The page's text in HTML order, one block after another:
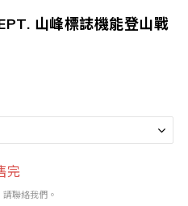
山峰標誌機能登山戰
完
聯絡我們。